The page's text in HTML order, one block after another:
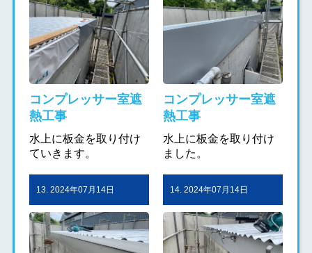
コンプレッサー室遮
熱工事
水上に板金を取り付け
ていきます。
コンプレッサー室遮
熱工事
水上に板金を取り付け
ました。
13. 2024年07月14日 14. 2024年07月14日